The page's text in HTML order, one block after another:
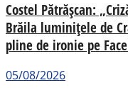
Costel Pătrășcan:
Brăila luminițele de
pline de ironie pe
05/08/2026